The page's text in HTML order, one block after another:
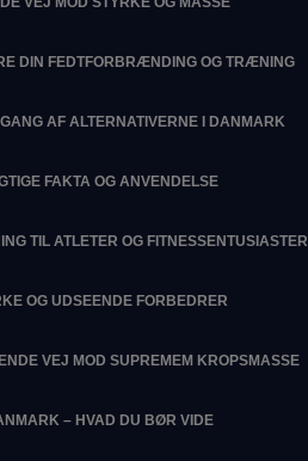
DIN FEDTFORBRÆNDING OG TRÆNING
AF ALTERNATIVERNE I DANMARK
FAKTA OG ANVENDELSE
TIL ATLETER OG FITNESSENTUSIASTER
OG UDSEENDE FORBEDRER
VEJ MOD SUPREMEM KROPSMASSE
– HVAD DU BØR VIDE